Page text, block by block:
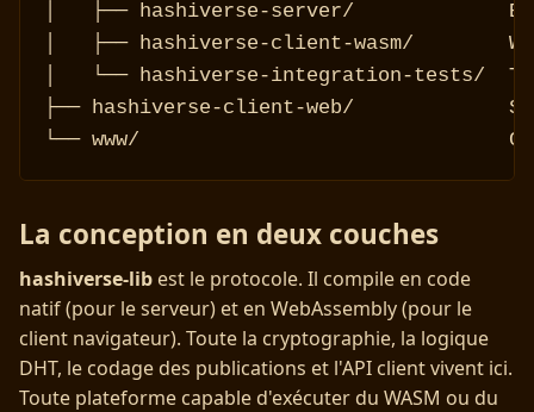
│   ├── hashiverse-server/
│   ├── hashiverse-client-wasm/
│   └── hashiverse-integration-tests/
├── hashiverse-client-web/
└── www/                               Ce
La conception en deux couches
hashiverse-lib est le protocole. Il compile en code
natif (pour le serveur) et en WebAssembly (pour le
client navigateur). Toute la cryptographie, la logique
DHT, le codage des publications et l'API client vivent ici.
Toute plateforme capable d'exécuter du WASM ou du